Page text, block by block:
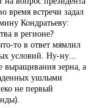
время встречи задал
Кондратьеву:
в регионе?
то в ответ мямлил
условий. Ну-ну…
выращивания зерна, а
ушлыми
не первый